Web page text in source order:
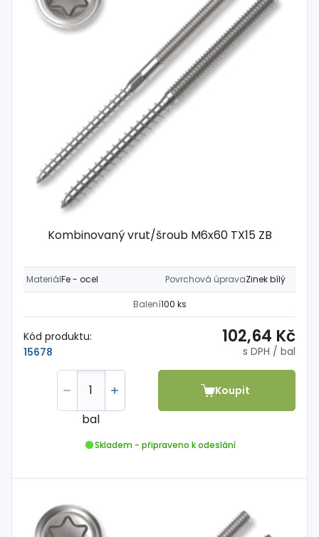
Kombinovaný vrut/šroub M6x60 TX15 ZB
MateriálFe - ocel Povrchová úpravaZinek bílý
Balení100 ks
Kód produktu:
15678
102,64 Kč
s DPH / bal
bal
Koupit
Skladem - připraveno k odeslání